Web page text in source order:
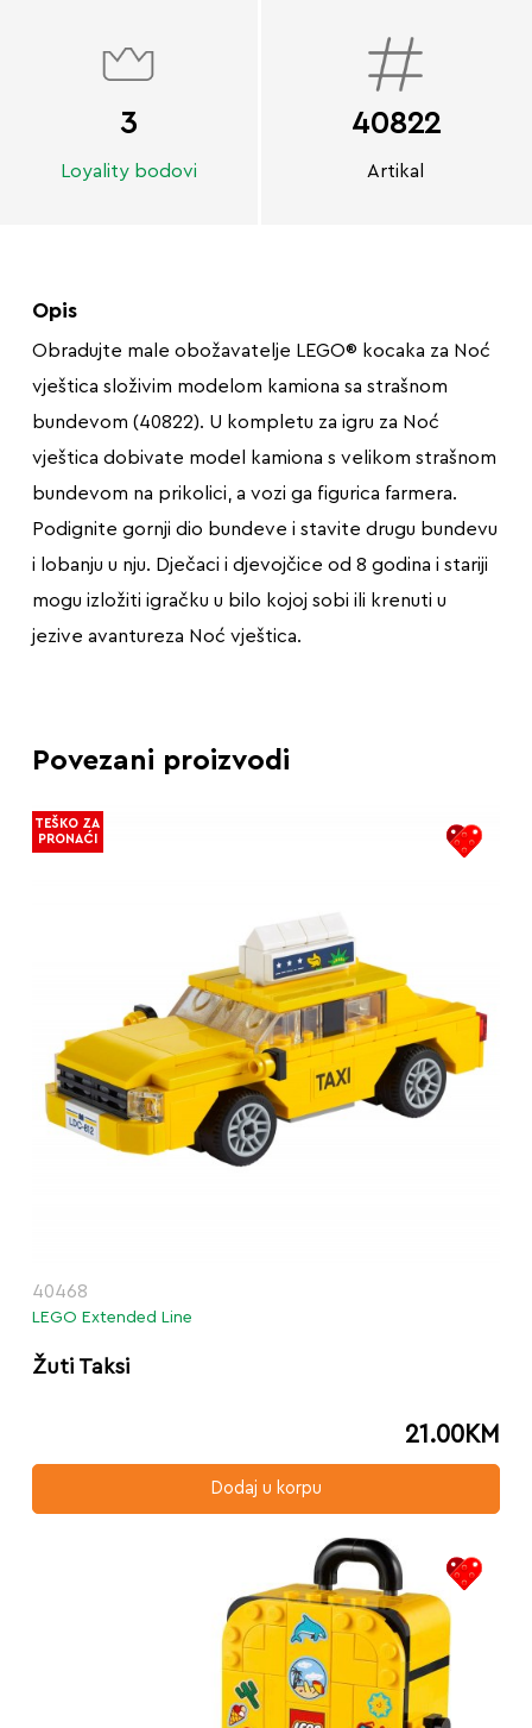
3
Loyality bodovi
40822
Artikal
Opis
Obradujte male obožavatelje LEGO® kocaka za Noć
vještica složivim modelom kamiona sa strašnom
bundevom (40822). U kompletu za igru za Noć
vještica dobivate model kamiona s velikom strašnom
bundevom na prikolici, a vozi ga figurica farmera.
Podignite gornji dio bundeve i stavite drugu bundevu
i lobanju u nju. Dječaci i djevojčice od 8 godina i stariji
mogu izložiti igračku u bilo kojoj sobi ili krenuti u
jezive avantureza Noć vještica.
Povezani proizvodi
40468
LEGO Extended Line
Žuti Taksi
21.00KM
Dodaj u korpu
TEŠKO ZA
PRONAĆI